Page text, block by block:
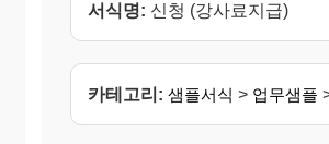
서식명: 신청 (강사료지급)
카테고리: 샘플서식 > 업무샘플